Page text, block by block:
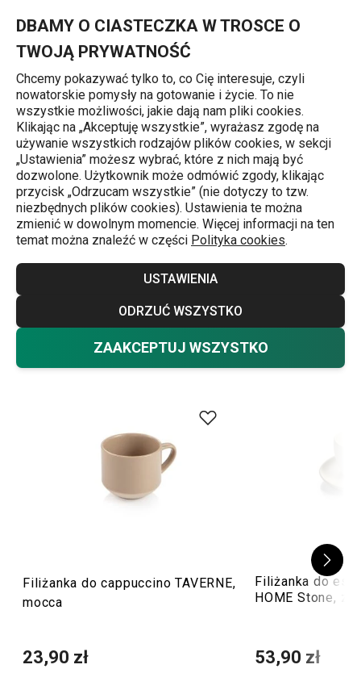
DBAMY O CIASTECZKA W TROSCE O
TWOJĄ PRYWATNOŚĆ
Chcemy pokazywać tylko to, co Cię interesuje, czyli
nowatorskie pomysły na gotowanie i życie. To nie
wszystkie możliwości, jakie dają nam pliki cookies.
Klikając na „Akceptuję wszystkie”, wyrażasz zgodę na
używanie wszystkich rodzajów plików cookies, w sekcji
„Ustawienia” możesz wybrać, które z nich mają być
dozwolone. Użytkownik może odmówić zgody, klikając
przycisk „Odrzucam wszystkie” (nie dotyczy to tzw.
niezbędnych plików cookies). Ustawienia te można
zmienić w dowolnym momencie. Więcej informacji na ten
temat można znaleźć w części Polityka cookies.
USTAWIENIA
ODRZUĆ WSZYSTKO
ZAAKCEPTUJ WSZYSTKO
Kubki i filiżanki
Filiżanki do kawy i herbaty
Eleganckie filiżanki porcelanowe ze spodkiem w białej lub
kremowej barwie do podawania kawy espresso i
cappuccino. Porcelanowe filiżanki TESCOMA oraz spodki
można oczywiście myć w zmywarce do naczyń.
Wskazówka:
oczaruj swoich gości i przygotuj dla nich
filiżankę pysznej kawylubdzbanek dobrej herbaty
pięknie je podaj. Wybierz któryś zporcelanowych
serwisów TESCOMA, a zobaczysz, jak wspaniały efekt
Nie chcesz wybierać? Wybierz pewność
Filiżanka do cappuccino TAVERNE,
mocca
23,90 zł
Filiżanka do
HOME Stone,
53,90 zł